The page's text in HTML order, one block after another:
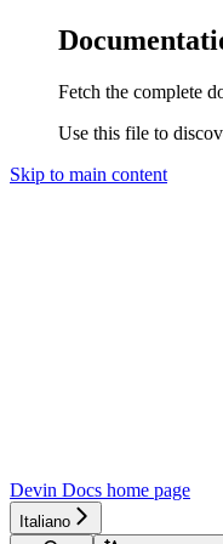
Fetch the complete
Use this file to
Skip to main content
Devin Docs home page
Italiano